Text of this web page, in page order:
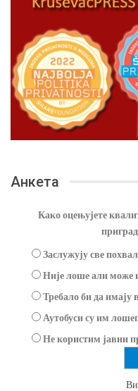
Анкета
Како оцењујете
Заслужују све
Није лоше али може
Требало би да имају
Аутобуси су им
Не користим јавни